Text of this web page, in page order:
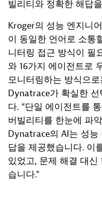
빌리티와 정확한 해답
Kroger의 성능 엔지니
이 동일한 언어로 소통
니터링 접근 방식이 필
와 16가지 에이전트로
모니터링하는 방식으
Dynatrace가 확실한 선
다. “단일 에이전트를
버빌리티를 한눈에 파
Dynatrace의 AI는 성
답을 제공했습니다. 이
있었고, 문제 해결 대
습니다.”